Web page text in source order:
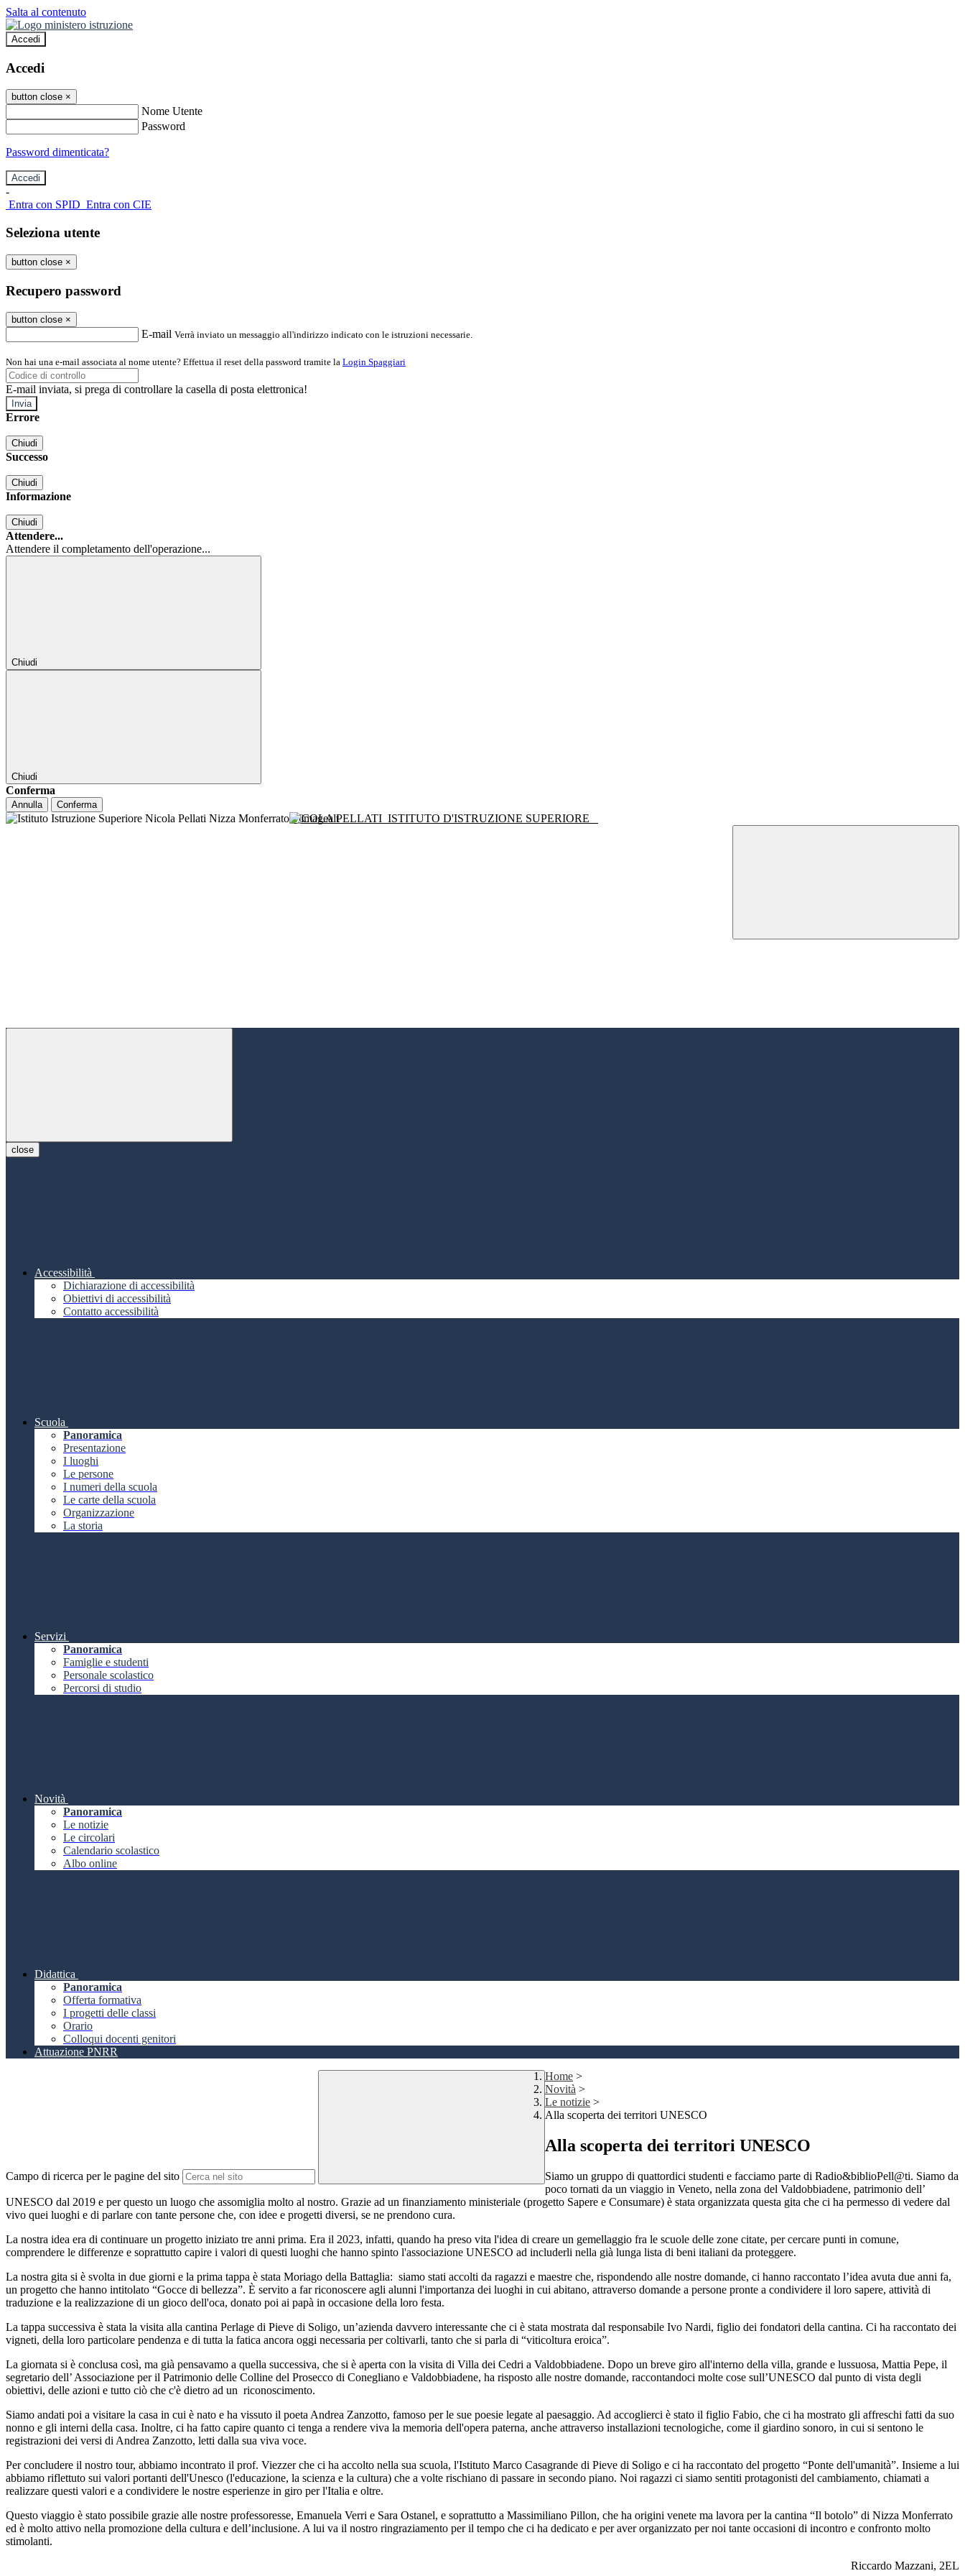
Salta al contenuto
Accedi
Accedi
button close ×
Nome Utente
Password
Password dimenticata?
-
Entra con SPID Entra con CIE
Seleziona utente
button close ×
Recupero password
button close ×
E-mail Verrà inviato un messaggio all'indirizzo indicato con le istruzioni necessarie.
Non hai una e-mail associata al nome utente? Effettua il reset della password tramite la Login Spaggiari
E-mail inviata, si prega di controllare la casella di posta elettronica!
Errore
Chiudi
Successo
Chiudi
Informazione
Chiudi
Attendere...
Attendere il completamento dell'operazione...
Chiudi
Chiudi
Conferma
Annulla Conferma
NICOLA PELLATI ISTITUTO D'ISTRUZIONE SUPERIORE
close
Accessibilità
Dichiarazione di accessibilità
Obiettivi di accessibilità
Contatto accessibilità
Scuola
Panoramica
Presentazione
I luoghi
Le persone
I numeri della scuola
Le carte della scuola
Organizzazione
La storia
Servizi
Panoramica
Famiglie e studenti
Personale scolastico
Percorsi di studio
Novità
Panoramica
Le notizie
Le circolari
Calendario scolastico
Albo online
Didattica
Panoramica
Offerta formativa
I progetti delle classi
Orario
Colloqui docenti genitori
Attuazione PNRR
Campo di ricerca per le pagine del sito
Home >
Novità >
Le notizie >
Alla scoperta dei territori UNESCO
Alla scoperta dei territori UNESCO
Siamo un gruppo di quattordici studenti e facciamo parte di Radio&biblioPell@ti. Siamo da
poco tornati da un viaggio in Veneto, nella zona del Valdobbiadene, patrimonio dell’
UNESCO dal 2019 e per questo un luogo che assomiglia molto al nostro. Grazie ad un finanziamento ministeriale (progetto Sapere e Consumare) è stata organizzata questa gita che ci ha permesso di vedere dal
vivo quei luoghi e di parlare con tante persone che, con idee e progetti diversi, se ne prendono cura.
La nostra idea era di continuare un progetto iniziato tre anni prima. Era il 2023, infatti, quando ha preso vita l'idea di creare un gemellaggio fra le scuole delle zone citate, per cercare punti in comune,
comprendere le differenze e soprattutto capire i valori di questi luoghi che hanno spinto l'associazione UNESCO ad includerli nella già lunga lista di beni italiani da proteggere.
La nostra gita si è svolta in due giorni e la prima tappa è stata Moriago della Battaglia: siamo stati accolti da ragazzi e maestre che, rispondendo alle nostre domande, ci hanno raccontato l’idea avuta due anni fa,
un progetto che hanno intitolato “Gocce di bellezza”. È servito a far riconoscere agli alunni l'importanza dei luoghi in cui abitano, attraverso domande a persone pronte a condividere il loro sapere, attività di
traduzione e la realizzazione di un gioco dell'oca, donato poi ai papà in occasione della loro festa.
La tappa successiva è stata la visita alla cantina Perlage di Pieve di Soligo, un’azienda davvero interessante che ci è stata mostrata dal responsabile Ivo Nardi, figlio dei fondatori della cantina. Ci ha raccontato dei
vigneti, della loro particolare pendenza e di tutta la fatica ancora oggi necessaria per coltivarli, tanto che si parla di “viticoltura eroica”.
La giornata si è conclusa così, ma già pensavamo a quella successiva, che si è aperta con la visita di Villa dei Cedri a Valdobbiadene. Dopo un breve giro all'interno della villa, grande e lussuosa, Mattia Pepe, il
segretario dell’ Associazione per il Patrimonio delle Colline del Prosecco di Conegliano e Valdobbiadene, ha risposto alle nostre domande, raccontandoci molte cose sull’UNESCO dal punto di vista degli
obiettivi, delle azioni e tutto ciò che c'è dietro ad un riconoscimento.
Siamo andati poi a visitare la casa in cui è nato e ha vissuto il poeta Andrea Zanzotto, famoso per le sue poesie legate al paesaggio. Ad accoglierci è stato il figlio Fabio, che ci ha mostrato gli affreschi fatti da suo
nonno e gli interni della casa. Inoltre, ci ha fatto capire quanto ci tenga a rendere viva la memoria dell'opera paterna, anche attraverso installazioni tecnologiche, come il giardino sonoro, in cui si sentono le
registrazioni dei versi di Andrea Zanzotto, letti dalla sua viva voce.
Per concludere il nostro tour, abbiamo incontrato il prof. Viezzer che ci ha accolto nella sua scuola, l'Istituto Marco Casagrande di Pieve di Soligo e ci ha raccontato del progetto “Ponte dell'umanità”. Insieme a lui
abbiamo riflettuto sui valori portanti dell'Unesco (l'educazione, la scienza e la cultura) che a volte rischiano di passare in secondo piano. Noi ragazzi ci siamo sentiti protagonisti del cambiamento, chiamati a
realizzare questi valori e a condividere le nostre esperienze in giro per l'Italia e oltre.
Questo viaggio è stato possibile grazie alle nostre professoresse, Emanuela Verri e Sara Ostanel, e soprattutto a Massimiliano Pillon, che ha origini venete ma lavora per la cantina “Il botolo” di Nizza Monferrato
ed è molto attivo nella promozione della cultura e dell’inclusione. A lui va il nostro ringraziamento per il tempo che ci ha dedicato e per aver organizzato per noi tante occasioni di incontro e confronto molto
stimolanti.
Riccardo Mazzani, 2EL